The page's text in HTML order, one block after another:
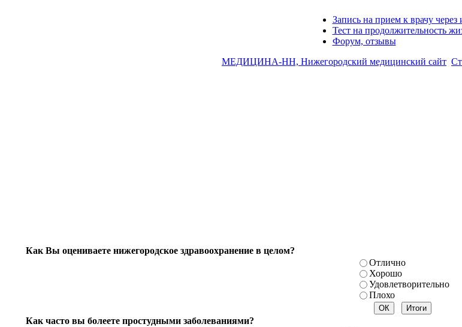
Запись на прием к врачу через
Тест на продолжительность
Форум, отзывы
МЕДИЦИНА-НН, Нижегородский медицинский сайт
Как Вы оцениваете нижегородское здравоохранение в целом?
Отлично
Хорошо
Удовлетворительно
Плохо
Как часто вы болеете простудными заболеваниями?